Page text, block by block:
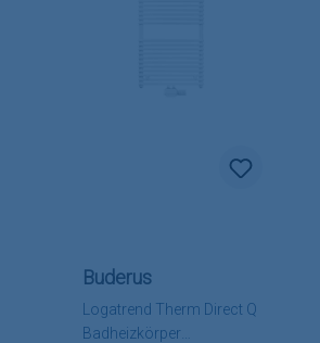
Logatrend Therm Direct Q
Badheizkörper
Buderus